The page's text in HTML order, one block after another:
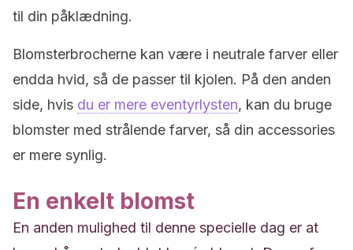
til din påklædning.
Blomsterbrocherne kan være i neutrale farver eller
endda hvid, så de passer til kjolen. På den anden
side, hvis du er mere eventyrlysten, kan du bruge
blomster med strålende farver, så din accessories
er mere synlig.
En enkelt blomst
En anden mulighed til denne specielle dag er at